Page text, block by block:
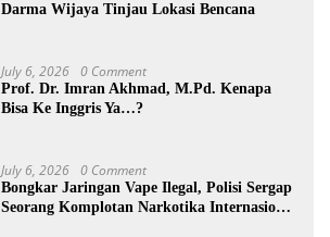
Darma Wijaya Tinjau Lokasi Bencana
July 6, 2026 0 Comment
Prof. Dr. Imran Akhmad, M.Pd. Kenapa
Bisa Ke Inggris Ya…?
July 6, 2026 0 Comment
Bongkar Jaringan Vape Ilegal, Polisi Sergap
Seorang Komplotan Narkotika Internasional